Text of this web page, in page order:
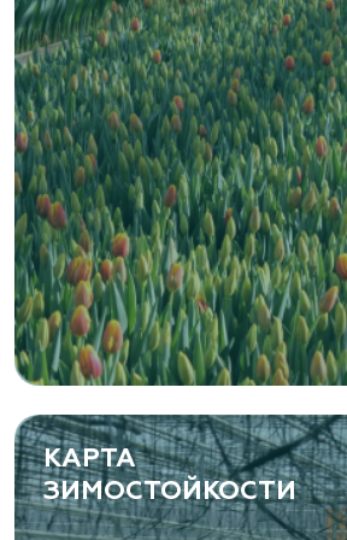
Zaxriddin Flower
Ташкентская область,
Канимаева, д. 9
«ЁЛЫ-ПАЛЫ», питомник
растений
Самарская область, с.
Фермерская 14 А
(8482) 650 010
www.yoly-paly.ru
«ВЕНЕВ» питомник
КАРТА
ЗИМОСТОЙКОСТИ